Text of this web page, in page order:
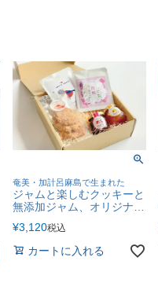
奄美・加計呂麻島で生まれた
ジャムと楽しむクッキーと
無添加ジャム、オリジナル
イムセット
¥3,120税込
カートに入れる